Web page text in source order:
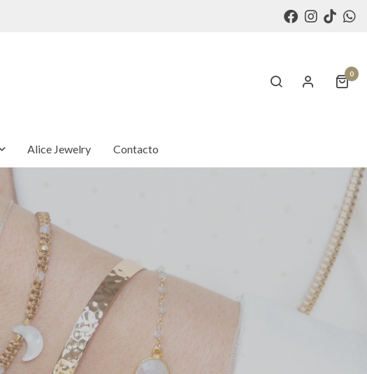
0
Alice Jewelry Contacto